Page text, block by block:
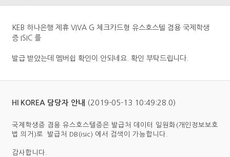
KEB 하나은행 제휴 VIVA G 체크카드형 유스호스텔 겸용 국제학생
증 ISIC 를
발급 받았는데 멤버쉽 확인이 안되네요. 확인 부탁드립니다.
HI KOREA 담당자 안내 (2019-05-13 10:49:28.0)
국제학생증 겸용 유스호스텔증은 발급처 데이터 일원화(개인정보보호
법 의거)로 발급처 DB(isic) 에서 검색이 가능합니다.
감사합니다.